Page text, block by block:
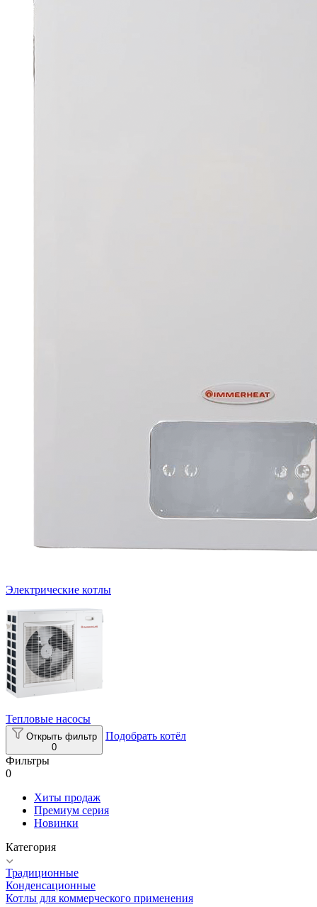
Электрические котлы
Тепловые насосы
Открыть фильтр
0
Подобрать котёл
Фильтры
0
Хиты продаж
Премиум серия
Новинки
Категория
Традиционные
Конденсационные
Котлы для коммерческого применения